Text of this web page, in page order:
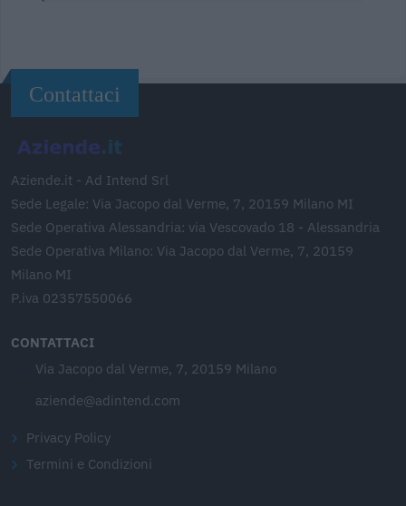
Contattaci
Aziende.it - Ad Intend Srl
Sede Legale: Via Jacopo dal Verme, 7, 20159 Milano MI
Sede Operativa Alessandria: via Vescovado 18 - Alessandria
Sede Operativa Milano: Via Jacopo dal Verme, 7, 20159
Milano MI
P.iva 02357550066
CONTATTACI
Via Jacopo dal Verme, 7, 20159 Milano
aziende@adintend.com
Privacy Policy
Termini e Condizioni